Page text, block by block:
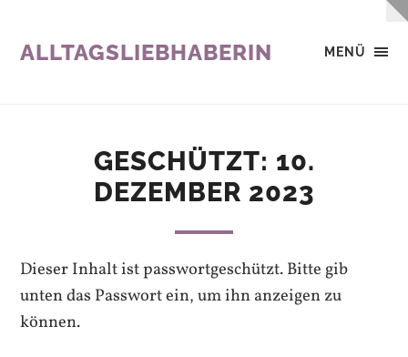
MENÜ
ALLTAGSLIEBHABERIN
GESCHÜTZT: 10.
DEZEMBER 2023
Dieser Inhalt ist passwortgeschützt. Bitte gib
unten das Passwort ein, um ihn anzeigen zu
können.